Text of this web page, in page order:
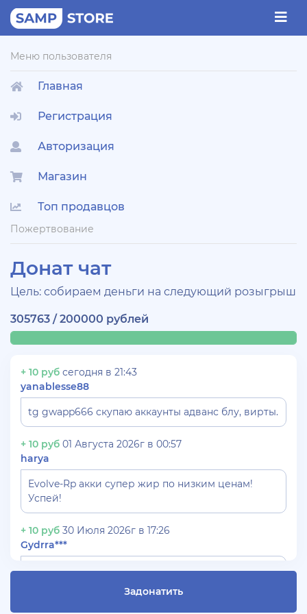
Меню пользователя
Главная
Регистрация
Авторизация
Магазин
Топ продавцов
Пожертвование
Донат чат
Цель: собираем деньги на следующий розыгрыш
305763 / 200000 рублей
+ 10 руб сегодня в 21:43
yanablesse88
tg gwapp666 скупаю аккаунты адванс блу, вирты.
+ 10 руб 01 Августа 2026г в 00:57
harya
Evolve-Rp акки супер жир по низким ценам!
Успей!
+ 10 руб 30 Июля 2026г в 17:26
Gydrra***
СКУПАЮ АККАУНТЫ БЛЕК РАША ТГ -
Задонатить